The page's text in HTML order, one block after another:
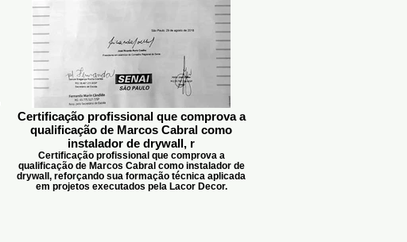
Certificação profissional que comprova a
qualificação de Marcos Cabral como
instalador de drywall, r
Certificação profissional que comprova a
qualificação de Marcos Cabral como instalador de
drywall, reforçando sua formação técnica aplicada
em projetos executados pela Lacor Decor.